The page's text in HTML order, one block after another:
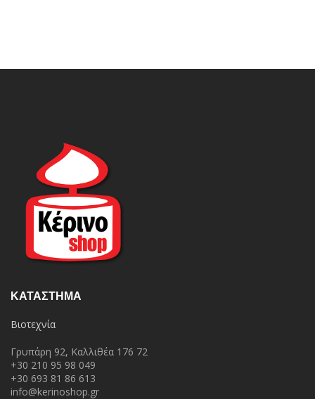
ΚΑΤΆΣΤΗΜΑ
Βιοτεχνία
Γρυπάρη 92, Καλλιθέα 176 72
+30 210 95 98 049
+30 693 81 86 613
info@kerinoshop.gr